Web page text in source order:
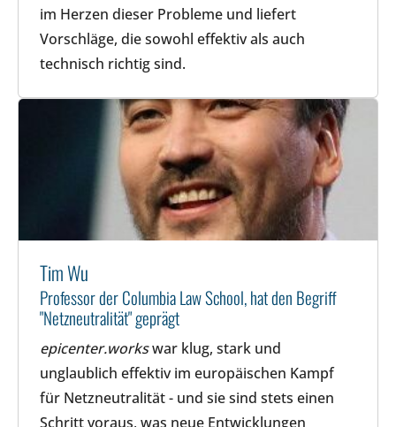
im Herzen dieser Probleme und liefert
Vorschläge, die sowohl effektiv als auch
technisch richtig sind.
Tim Wu
Professor der Columbia Law School, hat den Begriff
"Netzneutralität" geprägt
epicenter.workswar klug, stark und
unglaublich effektiv im europäischen Kampf
für Netzneutralität - und sie sind stets einen
Schritt voraus, was neue Entwicklungen